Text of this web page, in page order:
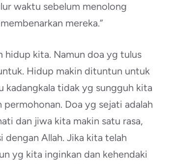
waktu sebelum menolong
mereka.”
hidup kita. Namun doa yg tulus
Hidup makin dituntun untuk
kadangkala tidak yg sungguh kita
Doa yg sejati adalah
dan jiwa kita makin satu rasa,
dengan Allah. Jika kita telah
yg kita inginkan dan kehendaki